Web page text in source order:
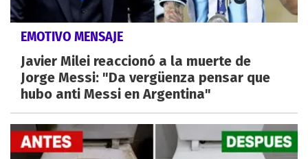
EMOTIVO MENSAJE
Javier Milei reaccionó a la muerte de
Jorge Messi: "Da vergüenza pensar que
hubo anti Messi en Argentina"